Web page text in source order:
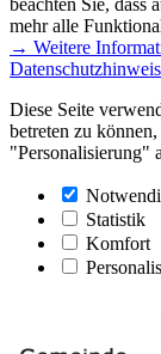
beachten Sie, dass
mehr alle
→ Weitere
Diese Seite
betreten zu
"Personalisierung"
Statistik
Komfort